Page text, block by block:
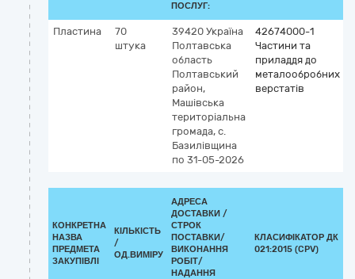
ПОСЛУГ:
Пластина
70
штука
39420 Україна
Полтавська
область
Полтавський
район,
Машівська
територіальна
громада, с.
Базилівщина
по 31-05-2026
42674000-1
Частини та
приладдя до
металообробних
верстатів
КОНКРЕТНА
НАЗВА
ПРЕДМЕТА
ЗАКУПІВЛІ
КІЛЬКІСТЬ
/
ОД.ВИМІРУ
АДРЕСА
ДОСТАВКИ /
СТРОК
ПОСТАВКИ/
ВИКОНАННЯ
РОБІТ/
НАДАННЯ
КЛАСИФІКАТОР ДК
021:2015 (CPV)